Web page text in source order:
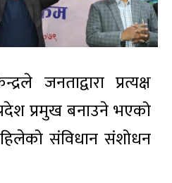
जनताद्वारा प्रत्यक्ष
प्रदेश प्रमुख बनाउने भएको
संविधान संशोधन